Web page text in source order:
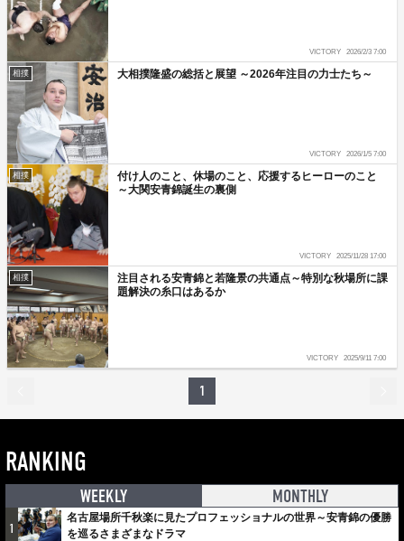
VICTORY 2026/2/3 7:00
相撲 大相撲隆盛の総括と展望 ～2026年注目の力士たち～
VICTORY 2026/1/5 7:00
相撲
付け人のこと、休場のこと、応援するヒーローのこと
～大関安青錦誕生の裏側
VICTORY 2025/11/28 17:00
相撲
注目される安青錦と若隆景の共通点～特別な秋場所に課
題解決の糸口はあるか
VICTORY 2025/9/11 7:00
1
RANKING
WEEKLY MONTHLY
1
名古屋場所千秋楽に見たプロフェッショナルの世界～安青錦の優勝
を巡るさまざまなドラマ